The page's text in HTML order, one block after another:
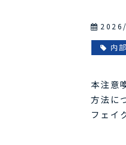
内
本注意
方法に
フェイ